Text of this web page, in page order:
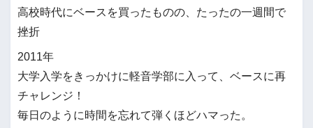
高校時代にベースを買ったものの、たったの一週間で
挫折
2011年
大学入学をきっかけに軽音学部に入って、ベースに再
チャレンジ！
毎日のように時間を忘れて弾くほどハマった。